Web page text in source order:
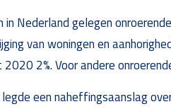
in Nederland gelegen
van woningen en
2%. Voor andere
een naheffingsaanslag